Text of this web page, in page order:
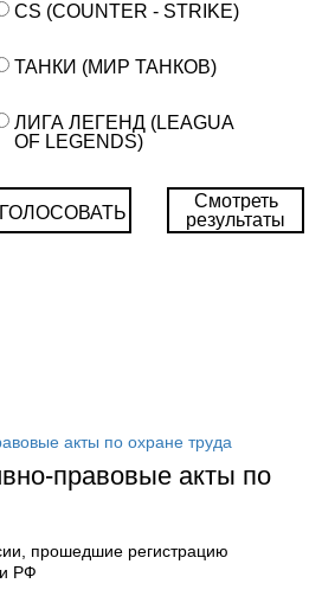
CS (COUNTER - STRIKE)
ТАНКИ (МИР ТАНКОВ)
ЛИГА ЛЕГЕНД (LEAGUA
OF LEGENDS)
ГОЛОСОВАТЬ
Смотреть
результаты
правовые акты по
прошедшие регистрацию
РФ